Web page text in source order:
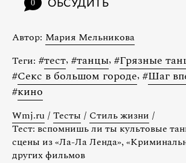
0 ОБСУДИТЬ
Автор: Мария Мельникова
Теги: #тест, #танцы, #Грязные
#Секс в большом городе, #Шаг
#кино
Wmj.ru / Тесты / Стиль жизни /
Тест: вспомнишь ли ты культовые
сцены из «Ла-Ла Ленда»,
других фильмов